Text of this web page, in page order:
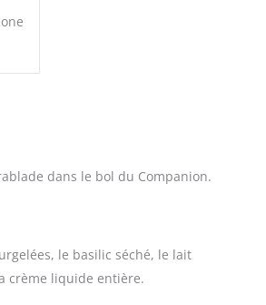
dans le bol du Companion.
le basilic séché, le lait
crème liquide entière.